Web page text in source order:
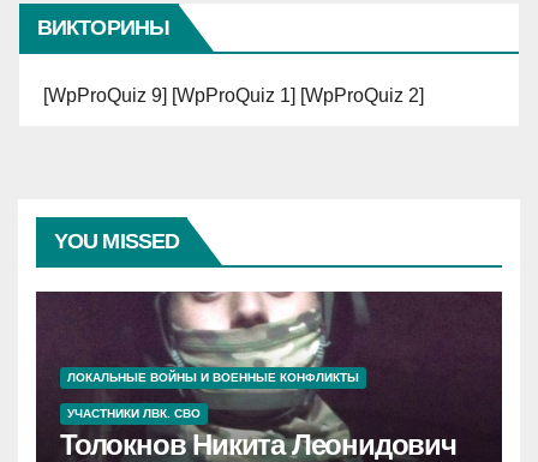
ВИКТОРИНЫ
[WpProQuiz 9] [WpProQuiz 1] [WpProQuiz 2]
YOU MISSED
ЛОКАЛЬНЫЕ ВОЙНЫ И ВОЕННЫЕ КОНФЛИКТЫ
УЧАСТНИКИ ЛВК. СВО
Толокнов Никита Леонидович